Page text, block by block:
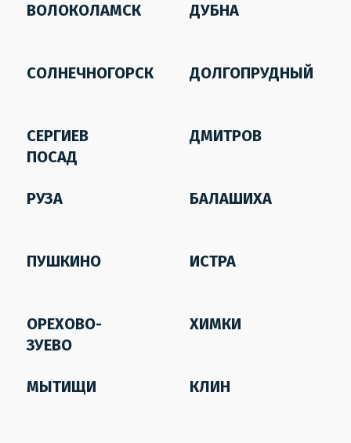
ВОЛОКОЛАМСК
СОЛНЕЧНОГОРСК
СЕРГИЕВ
ПОСАД
РУЗА
ПУШКИНО
ОРЕХОВО-
ЗУЕВО
МЫТИЩИ
ДУБНА
ДОЛГОПРУДНЫЙ
ДМИТРОВ
БАЛАШИХА
ИСТРА
ХИМКИ
КЛИН